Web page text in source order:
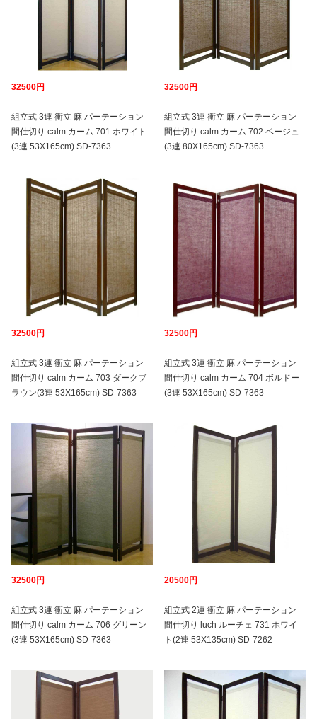
32500円
組立式 3連 衝立 麻 パーテーション
間仕切り calm カーム 701 ホワイト
(3連 53X165cm) SD-7363
32500円
組立式 3連 衝立 麻 パーテーション
間仕切り calm カーム 702 ベージュ
(3連 80X165cm) SD-7363
32500円
組立式 3連 衝立 麻 パーテーション
間仕切り calm カーム 703 ダークブ
ラウン(3連 53X165cm) SD-7363
32500円
組立式 3連 衝立 麻 パーテーション
間仕切り calm カーム 704 ボルドー
(3連 53X165cm) SD-7363
32500円
組立式 3連 衝立 麻 パーテーション
間仕切り calm カーム 706 グリーン
(3連 53X165cm) SD-7363
20500円
組立式 2連 衝立 麻 パーテーション
間仕切り luch ルーチェ 731 ホワイ
ト(2連 53X135cm) SD-7262